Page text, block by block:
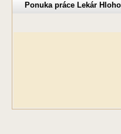
Ponuka práce Lekár